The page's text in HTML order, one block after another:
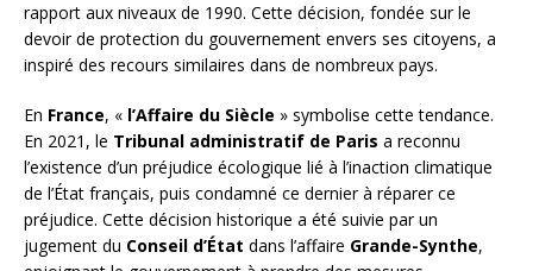
rapport aux niveaux de 1990. Cette décision, fondée sur le
devoir de protection du gouvernement envers ses citoyens, a
inspiré des recours similaires dans de nombreux pays.
En France, « l’Affaire du Siècle » symbolise cette tendance.
En 2021, le Tribunal administratif de Paris a reconnu
l’existence d’un préjudice écologique lié à l’inaction climatique
de l’État français, puis condamné ce dernier à réparer ce
préjudice. Cette décision historique a été suivie par un
jugement du Conseil d’État dans l’affaire Grande-Synthe,